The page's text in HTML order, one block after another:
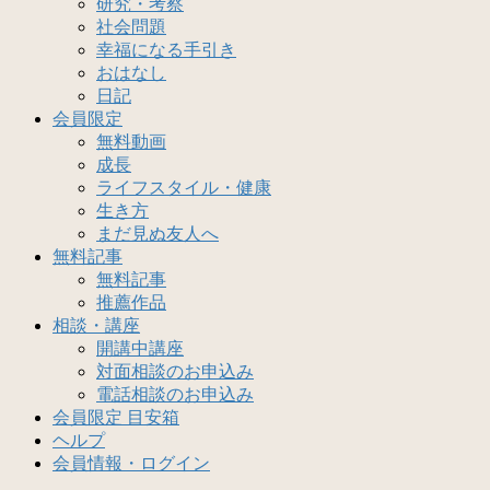
社会問題
幸福になる手引き
おはなし
日記
会員限定
無料動画
成長
ライフスタイル・健康
生き方
まだ見ぬ友人へ
無料記事
無料記事
推薦作品
相談・講座
開講中講座
対面相談のお申込み
電話相談のお申込み
会員限定 目安箱
ヘルプ
会員情報・ログイン